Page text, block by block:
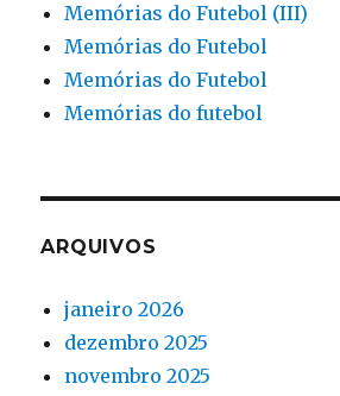
Memórias do Futebol (III)
Memórias do Futebol
Memórias do Futebol
Memórias do futebol
ARQUIVOS
janeiro 2026
dezembro 2025
novembro 2025